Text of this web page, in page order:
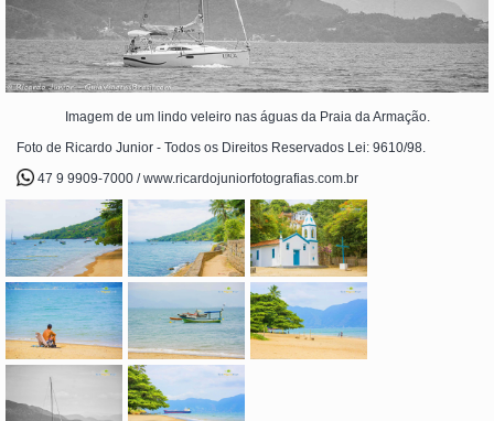
Imagem de um lindo veleiro nas águas da Praia da Armação.
Foto de Ricardo Junior - Todos os Direitos Reservados Lei: 9610/98.
47 9 9909-7000 / www.ricardojuniorfotografias.com.br